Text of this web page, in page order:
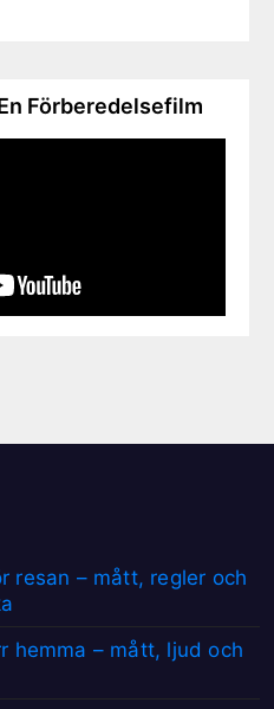
Förberedelsefilm
resan – mått, regler och
hemma – mått, ljud och